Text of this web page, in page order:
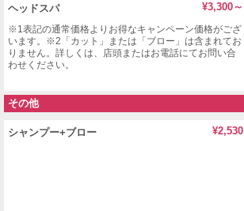
ヘッドスパ ¥3,300～
※1表記の通常価格よりお得なキャンペーン価格がござ
います。※2「カット」または「ブロー」は含まれてお
りません。詳しくは、店頭またはお電話にてお問い合
わせください。
その他
シャンプー+ブロー ¥2,530